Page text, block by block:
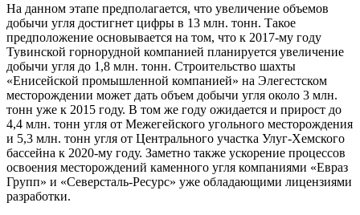
На данном этапе предполагается, что увеличение объемов
добычи угля достигнет цифры в 13 млн. тонн. Такое
предположение основывается на том, что к 2017-му году
Тувинской горнорудной компанией планируется увеличение
добычи угля до 1,8 млн. тонн. Строительство шахты
«Енисейской промышленной компанией» на Элегестском
месторождении может дать объем добычи угля около 3 млн.
тонн уже к 2015 году. В том же году ожидается и прирост до
4,4 млн. тонн угля от Межегейского угольного месторождения
и 5,3 млн. тонн угля от Центрального участка Улуг-Хемского
бассейна к 2020-му году. Заметно также ускорение процессов
освоения месторождений каменного угля компаниями «Евраз
Групп» и «Северсталь-Ресурс» уже обладающими лицензиями
разработки.